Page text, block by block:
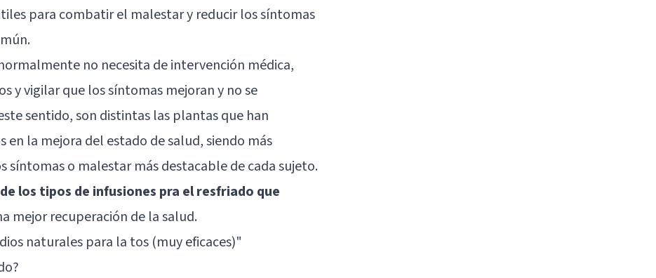
para combatir el malestar y reducir los síntomas
no necesita de intervención médica,
y vigilar que los síntomas mejoran y no se
sentido, son distintas las plantas que han
la mejora del estado de salud, siendo más
síntomas o malestar más destacable de cada sujeto.
los tipos de infusiones pra el resfriado que
mejor recuperación de la salud.
naturales para la tos (muy eficaces)"